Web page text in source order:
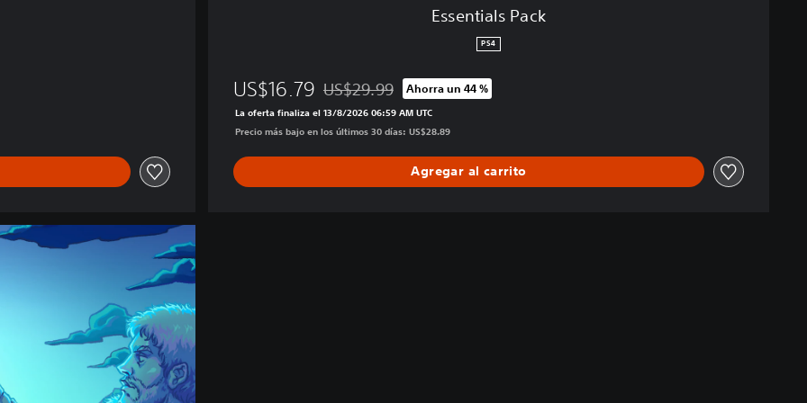
Essentials Pack
PS4
US$16.79 Rebajado del precio original de US$29.99
US$29.99 Ahorra un 44 %
La oferta finaliza el 13/8/2026 06:59 AM UTC
Precio más bajo en los últimos 30 días: US$28.89
Agregar al carrito